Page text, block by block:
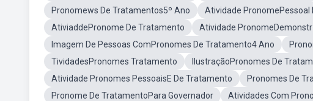
Pronomews De Tratamentos5º Ano
Atividade PronomePessoal
AtiviaddePronome De Tratamento
Atividade
Imagem De Pessoas ComPronomes De Tratamento4 Ano
TividadesPronomes Tratamento
IlustraçãoPronomes De
Atividade Pronomes PessoaisE De Tratamento
Pronomes De
Pronome De TratamentoPara Governador
Atividades Com